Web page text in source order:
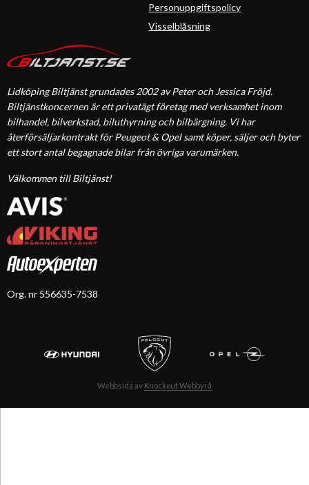
Lidköping Biltjänst grundades 2002 av Peter och Jessica Fröjd.
Biltjänstkoncernen är ett privatägt företag med verksamhet inom
bilhandel, bilverkstad, biluthyrning och bilbärgning. Vi har
återförsäljarkontrakt för Peugeot & Opel samt köper, säljer och byter
ett stort antal begagnade bilar från övriga varumärken.
Välkommen till Biltjänst!
Org. nr 556635-7538
Personuppgiftspolicy
Visselblåsning
Webbsida av Knockout Webbyrå